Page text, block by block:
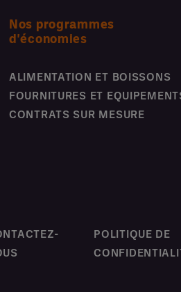
Nos programmes
d'économies
ALIMENTATION ET BOISSONS
FOURNITURES ET
CONTRATS SUR MESURE
POLITIQUE DE